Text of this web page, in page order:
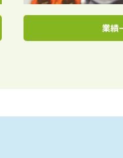
業績